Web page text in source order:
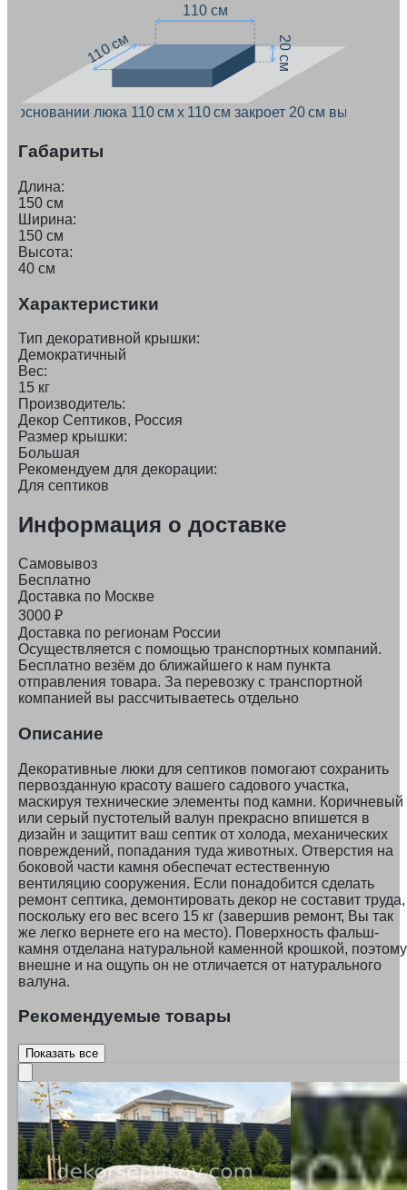
110 см
20 см
110 см
основании люка 110 см x 110 см закроет 20 см высоты
Габариты
Длина:
150 см
Ширина:
150 см
Высота:
40 см
Характеристики
Тип декоративной крышки:
Демократичный
Вес:
15 кг
Производитель:
Декор Септиков, Россия
Размер крышки:
Большая
Рекомендуем для декорации:
Для септиков
Информация о доставке
Самовывоз
Бесплатно
Доставка по Москве
3000 ₽
Доставка по регионам России
Осуществляется с помощью транспортных компаний.
Бесплатно везём до ближайшего к нам пункта
отправления товара. За перевозку с транспортной
компанией вы рассчитываетесь отдельно
Описание
Декоративные люки для септиков помогают сохранить
первозданную красоту вашего садового участка,
маскируя технические элементы под камни. Коричневый
или серый пустотелый валун прекрасно впишется в
дизайн и защитит ваш септик от холода, механических
повреждений, попадания туда животных. Отверстия на
боковой части камня обеспечат естественную
вентиляцию сооружения. Если понадобится сделать
ремонт септика, демонтировать декор не составит труда,
поскольку его вес всего 15 кг (завершив ремонт, Вы так
же легко вернете его на место). Поверхность фальш-
камня отделана натуральной каменной крошкой, поэтому
внешне и на ощупь он не отличается от натурального
валуна.
Рекомендуемые товары
Показать все